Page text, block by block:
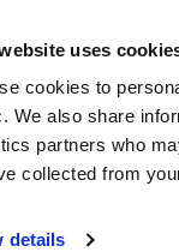
uses
cookies to
We also share
partners who
collected from
details